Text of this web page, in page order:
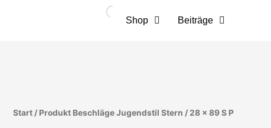
Shop Beiträge
Start / Produkt Beschläge Jugendstil Stern / 28 x 89 S P